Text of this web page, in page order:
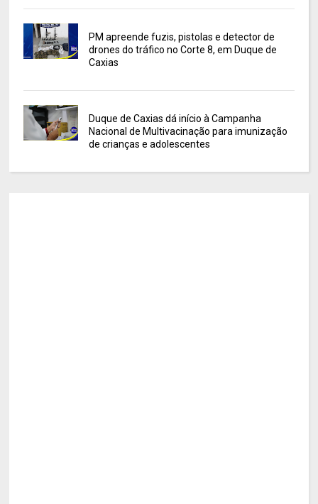
PM apreende fuzis, pistolas e detector de
drones do tráfico no Corte 8, em Duque de
Caxias
Duque de Caxias dá início à Campanha
Nacional de Multivacinação para imunização
de crianças e adolescentes